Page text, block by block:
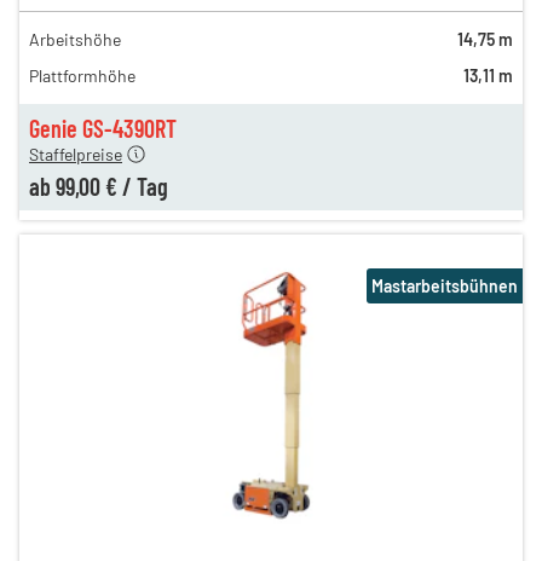
Genie GS-4390RT
140,00 €
119,00 €
109,00 €
Staffelpreise
ab 99,00 € / Tag
Arbeitshöhe
14,75 m
Plattformhöhe
13,11 m
Mastarbeitsbühnen